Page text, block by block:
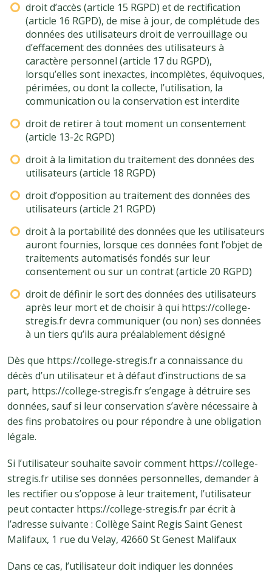
droit d’accès (article 15 RGPD) et de rectification
(article 16 RGPD), de mise à jour, de complétude des
données des utilisateurs droit de verrouillage ou
d’effacement des données des utilisateurs à
caractère personnel (article 17 du RGPD),
lorsqu’elles sont inexactes, incomplètes, équivoques,
périmées, ou dont la collecte, l’utilisation, la
communication ou la conservation est interdite
droit de retirer à tout moment un consentement
(article 13-2c RGPD)
droit à la limitation du traitement des données des
utilisateurs (article 18 RGPD)
droit d’opposition au traitement des données des
utilisateurs (article 21 RGPD)
droit à la portabilité des données que les utilisateurs
auront fournies, lorsque ces données font l’objet de
traitements automatisés fondés sur leur
consentement ou sur un contrat (article 20 RGPD)
droit de définir le sort des données des utilisateurs
après leur mort et de choisir à qui https://college-
stregis.fr devra communiquer (ou non) ses données
à un tiers qu’ils aura préalablement désigné
Dès que https://college-stregis.fr a connaissance du
décès d’un utilisateur et à défaut d’instructions de sa
part, https://college-stregis.fr s’engage à détruire ses
données, sauf si leur conservation s’avère nécessaire à
des fins probatoires ou pour répondre à une obligation
légale.
Si l’utilisateur souhaite savoir comment https://college-
stregis.fr utilise ses données personnelles, demander à
les rectifier ou s’oppose à leur traitement, l’utilisateur
peut contacter https://college-stregis.fr par écrit à
l’adresse suivante : Collège Saint Regis Saint Genest
Malifaux, 1 rue du Velay, 42660 St Genest Malifaux
Dans ce cas, l’utilisateur doit indiquer les données